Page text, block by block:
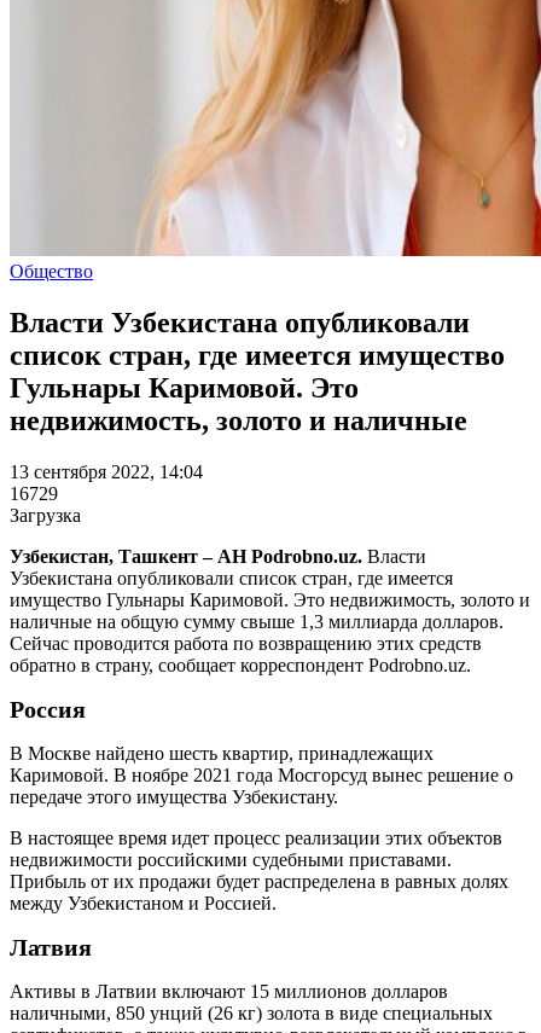
Общество
Власти Узбекистана опубликовали
список стран, где имеется имущество
Гульнары Каримовой. Это
недвижимость, золото и наличные
13 сентября 2022, 14:04
16729
Загрузка
Узбекистан, Ташкент – АН Podrobno.uz. Власти
Узбекистана опубликовали список стран, где имеется
имущество Гульнары Каримовой. Это недвижимость, золото и
наличные на общую сумму свыше 1,3 миллиарда долларов.
Сейчас проводится работа по возвращению этих средств
обратно в страну, сообщает корреспондент Podrobno.uz.
Россия
В Москве найдено шесть квартир, принадлежащих
Каримовой. В ноябре 2021 года Мосгорсуд вынес решение о
передаче этого имущества Узбекистану.
В настоящее время идет процесс реализации этих объектов
недвижимости российскими судебными приставами.
Прибыль от их продажи будет распределена в равных долях
между Узбекистаном и Россией.
Латвия
Активы в Латвии включают 15 миллионов долларов
наличными, 850 унций (26 кг) золота в виде специальных